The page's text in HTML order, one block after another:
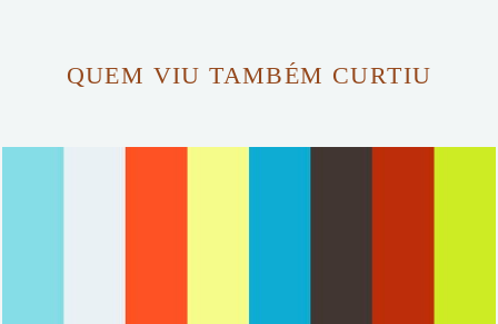
QUEM VIU TAMBÉM CURTIU